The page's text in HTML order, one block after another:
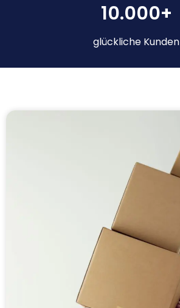
10.000+
glückliche Kunden